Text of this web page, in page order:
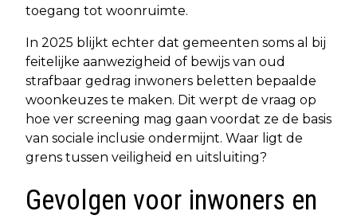
toegang tot woonruimte.
In 2025 blijkt echter dat gemeenten soms al bij
feitelijke aanwezigheid of bewijs van oud
strafbaar gedrag inwoners beletten bepaalde
woonkeuzes te maken. Dit werpt de vraag op
hoe ver screening mag gaan voordat ze de basis
van sociale inclusie ondermijnt. Waar ligt de
grens tussen veiligheid en uitsluiting?
Gevolgen voor inwoners en